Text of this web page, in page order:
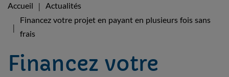
Accueil
Actualités
Financez votre projet en payant en plusieurs fois sans
frais
Financez votre